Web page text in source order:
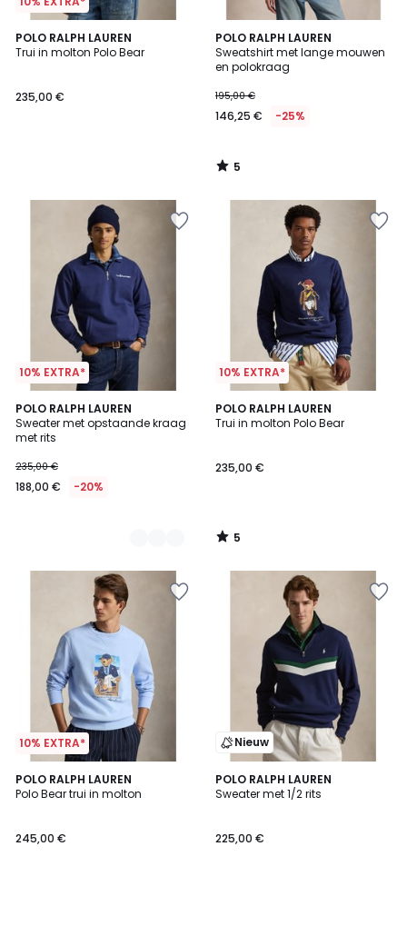
POLO RALPH LAUREN
Trui in molton Polo Bear
235,00 €
POLO RALPH LAUREN
Sweatshirt met lange mouwen
en polokraag
195,00 €
146,25 € -25%
5
/
5
5
/
10% EXTRA*
POLO RALPH LAUREN
Sweater met opstaande kraag
met rits
235,00 €
188,00 € -20%
2
Kleuren
10% EXTRA*
POLO RALPH LAUREN
Trui in molton Polo Bear
235,00 €
5
/
5
/
10% EXTRA*
POLO RALPH LAUREN
Polo Bear trui in molton
245,00 €
Nieuw
POLO RALPH LAUREN
Sweater met 1/2 rits
225,00 €